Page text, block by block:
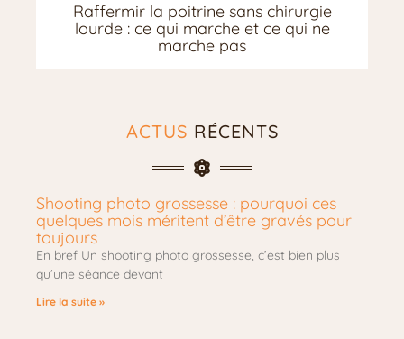
Raffermir la poitrine sans chirurgie
lourde : ce qui marche et ce qui ne
marche pas
ACTUS RÉCENTS
Shooting photo grossesse : pourquoi ces
quelques mois méritent d’être gravés pour
toujours
En bref Un shooting photo grossesse, c’est bien plus
qu’une séance devant
Lire la suite »